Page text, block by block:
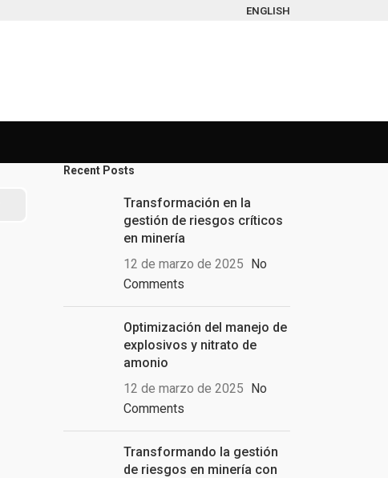
ENGLISH
Recent Posts
Transformación en la
gestión de riesgos críticos
en minería
12 de marzo de 2025 No
Comments
Optimización del manejo de
explosivos y nitrato de
amonio
12 de marzo de 2025 No
Comments
Transformando la gestión
de riesgos en minería con